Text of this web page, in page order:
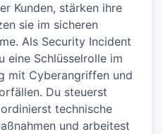
Kunden, stärken ihre
sie im sicheren
Als Security Incident
eine Schlüsselrolle im
mit Cyberangriffen und
Du steuerst
technische
und arbeitest